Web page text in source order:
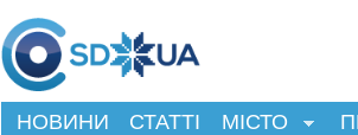
НОВИНИ СТАТТІ МІСТО